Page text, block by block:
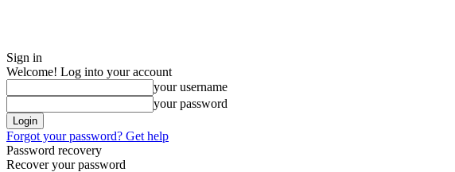
Sign in
Welcome! Log into your account
your username
your password
Forgot your password? Get help
Password recovery
Recover your password